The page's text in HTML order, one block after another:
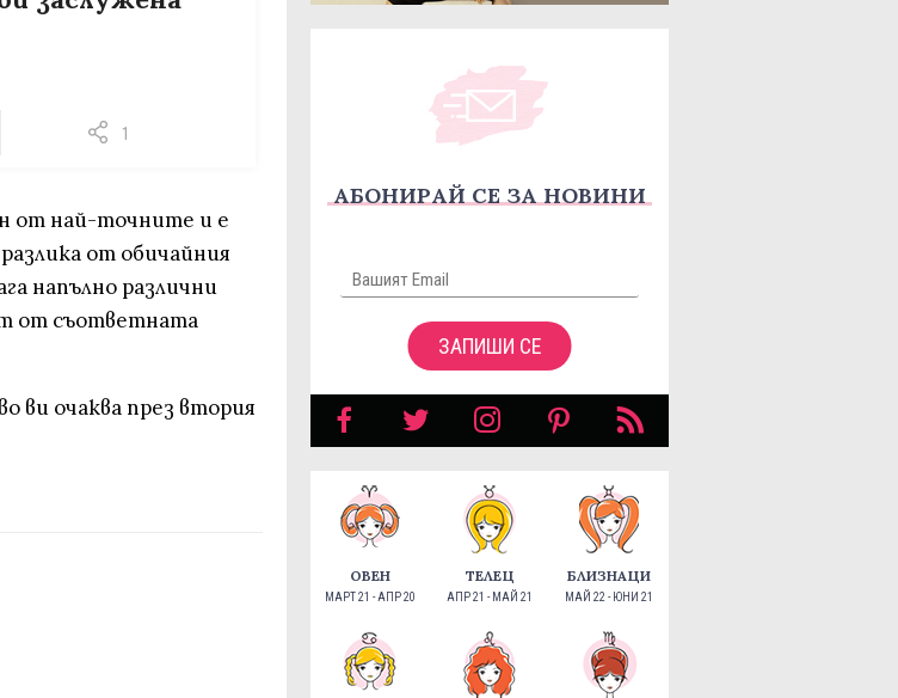
1
от най-точните и е
от обичайния
напълно различни
от съответната
ви очаква през втория
АБОНИРАЙ СЕ ЗА НОВИНИ
ЗАПИШИ СЕ
ОВЕН
МАРТ 21 - АПР 20
ТЕЛЕЦ
АПР 21 - МАЙ 21
БЛИЗНАЦИ
МАЙ 22 - ЮНИ 21